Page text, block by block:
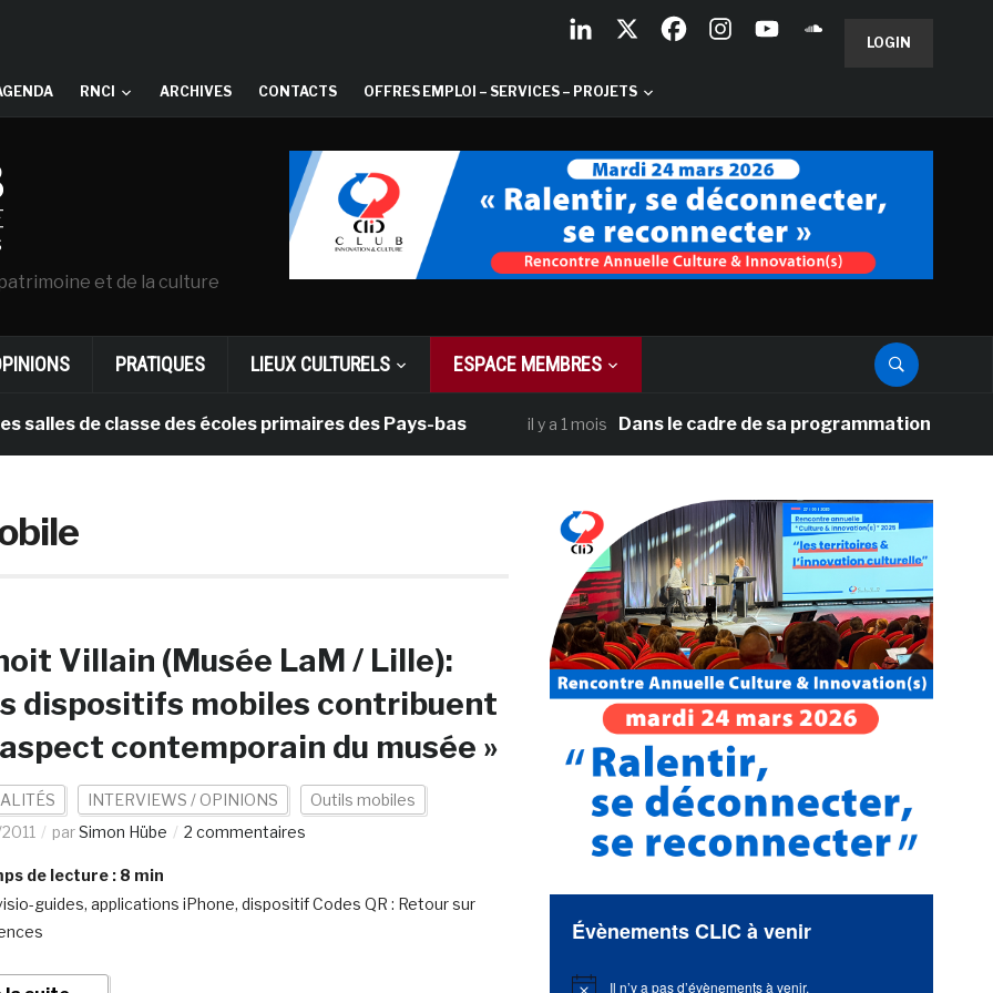
LOGIN
RNCI ARCHIVES CONTACTS OFFRES EMPLOI – SERVICES – PROJETS
et de la culture
PRATIQUES LIEUX CULTURELS ESPACE MEMBRES
de classe des écoles primaires des Pays-bas il y a 1 mois Dans le cadre de sa programmation
Villain (Musée LaM / Lille):
dispositifs mobiles contribuent
contemporain du musée »
INTERVIEWS / OPINIONS
Outils mobiles
parSimon Hübe 2 commentaires
de lecture : 8 min
guides, applications iPhone, dispositif Codes QR : Retour sur
Évènements CLIC à venir
Il n’y a pas d’évènements à venir.